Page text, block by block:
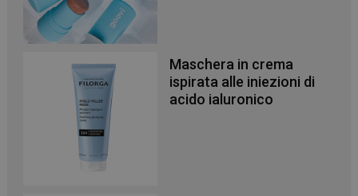
Maschera in crema
ispirata alle iniezioni di
acido ialuronico